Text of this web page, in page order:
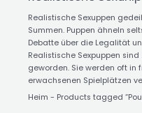
Realistische Sexuppen
Summen. Puppen ähneln
Debatte über die Legalität
Realistische Sexpuppen
geworden. Sie werden oft in
erwachsenen Spielplätzen
Heim - Products tagged